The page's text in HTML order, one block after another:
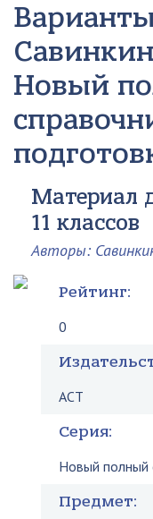
Новый
Материал
11 классов
Авторы:
Рейтинг:
0
АСТ
Серия:
Новый полный
Предмет: